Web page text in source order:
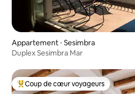
Appartement ⋅ Sesimbra
Duplex Sesimbra Mar
Coups de cœur voyageurs les plus
Coup de cœur voyageurs